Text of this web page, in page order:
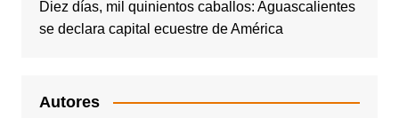
Diez días, mil quinientos caballos: Aguascalientes
se declara capital ecuestre de América
Autores